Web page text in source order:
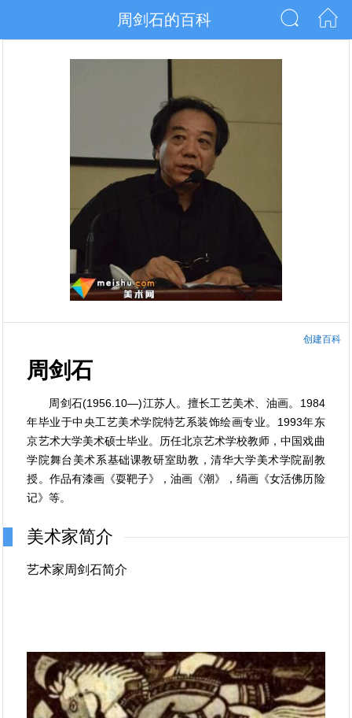
周剑石的百科
创建百科
周剑石
周剑石(1956.10—)江苏人。擅长工艺美术、油画。1984
年毕业于中央工艺美术学院特艺系装饰绘画专业。1993年东
京艺术大学美术硕士毕业。历任北京艺术学校教师，中国戏曲
学院舞台美术系基础课教研室助教，清华大学美术学院副教
授。作品有漆画《耍靶子》，油画《潮》，绢画《女活佛历险
记》等。
美术家简介
艺术家周剑石简介